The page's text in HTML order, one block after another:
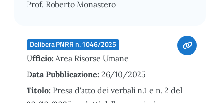
Prof. Roberto Monastero
Delibera PNRR n. 1046/2025
Ufficio: Area Risorse Umane
Data Pubblicazione: 26/10/2025
Titolo: Presa d'atto dei verbali n.1 e n. 2 del